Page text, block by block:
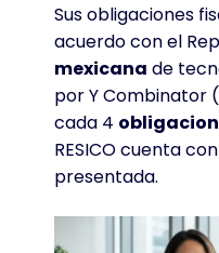
Sus obligaciones
acuerdo con el
mexicana de
por Y Combinator
cada 4
RESICO cuenta
presentada.